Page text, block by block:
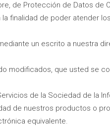
de Protección de Datos de
finalidad de poder atender
un escrito a nuestra
modificados, que usted se
de la Sociedad de la
de nuestros productos o
equivalente.